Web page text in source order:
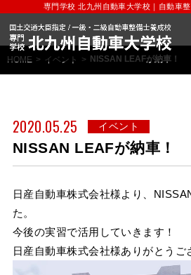
専門学校 北九州自動車大学校｜自動車
HOME > イベント > NISSAN LEAFが納車！
2020.05.25 イベント
NISSAN LEAFが納車！
日産自動車株式会社様より、
た。
今後の実習で活用していきます！
日産自動車株式会社様ありがとうご